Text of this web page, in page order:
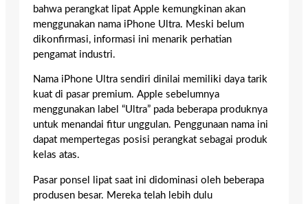
bahwa perangkat lipat Apple kemungkinan akan
menggunakan nama iPhone Ultra. Meski belum
dikonfirmasi, informasi ini menarik perhatian
pengamat industri.
Nama iPhone Ultra sendiri dinilai memiliki daya tarik
kuat di pasar premium. Apple sebelumnya
menggunakan label “Ultra” pada beberapa produknya
untuk menandai fitur unggulan. Penggunaan nama ini
dapat mempertegas posisi perangkat sebagai produk
kelas atas.
Pasar ponsel lipat saat ini didominasi oleh beberapa
produsen besar. Mereka telah lebih dulu